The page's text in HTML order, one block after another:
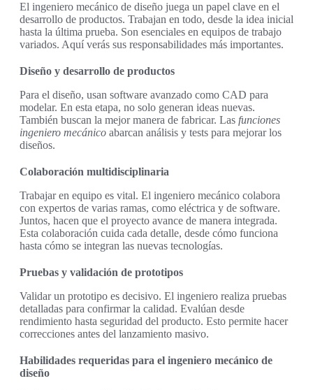
El ingeniero mecánico de diseño juega un papel clave en el
desarrollo de productos. Trabajan en todo, desde la idea inicial
hasta la última prueba. Son esenciales en equipos de trabajo
variados. Aquí verás sus responsabilidades más importantes.
Diseño y desarrollo de productos
Para el diseño, usan software avanzado como CAD para
modelar. En esta etapa, no solo generan ideas nuevas.
También buscan la mejor manera de fabricar. Las funciones
ingeniero mecánico abarcan análisis y tests para mejorar los
diseños.
Colaboración multidisciplinaria
Trabajar en equipo es vital. El ingeniero mecánico colabora
con expertos de varias ramas, como eléctrica y de software.
Juntos, hacen que el proyecto avance de manera integrada.
Esta colaboración cuida cada detalle, desde cómo funciona
hasta cómo se integran las nuevas tecnologías.
Pruebas y validación de prototipos
Validar un prototipo es decisivo. El ingeniero realiza pruebas
detalladas para confirmar la calidad. Evalúan desde
rendimiento hasta seguridad del producto. Esto permite hacer
correcciones antes del lanzamiento masivo.
Habilidades requeridas para el ingeniero mecánico de
diseño